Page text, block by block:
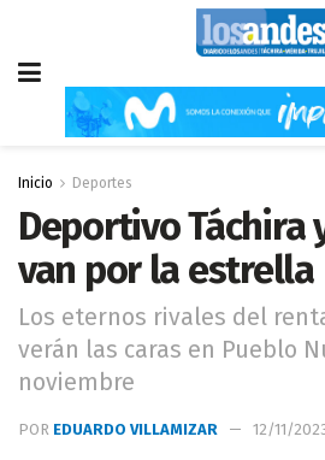
Inicio Deportes
Deportivo Táchira
van por la estrella
Los eternos rivales del
verán las caras en Pueblo
noviembre
POR EDUARDO VILLAMIZAR 12/11/